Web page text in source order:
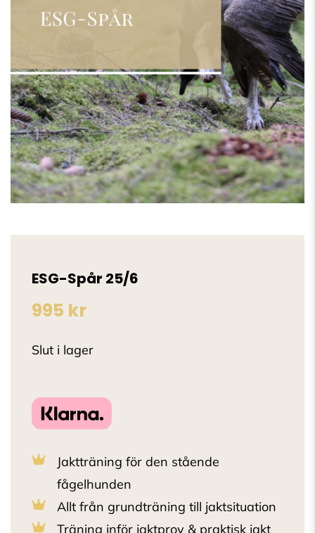
ESG-Spår 25/6
995 kr
Slut i lager
Jaktträning för den stående
fågelhunden
Allt från grundträning till jaktsituation
Träning inför jaktprov & praktisk jakt